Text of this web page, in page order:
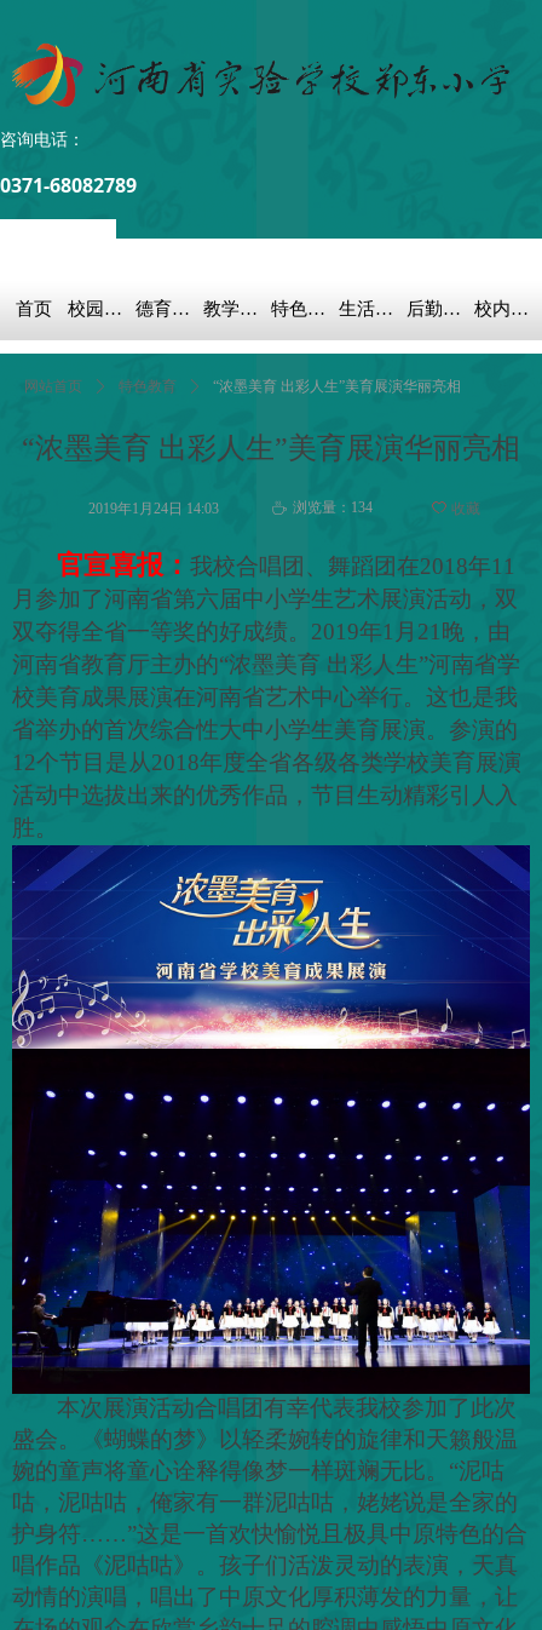
0371-68082789
咨询电话：
首页 校园概况 德育之窗 教学科研 特色教育 生活教育 后勤保障 校内链接
“浓墨美育 出彩人生”美育展演华丽亮相
网站首页 ꄲ 特色教育 ꄲ “浓墨美育 出彩人生”美育展演华丽亮相
官宣喜报： 我校合唱团、舞蹈团在2018年11
月参加了河南省第六届中小学生艺术展演活动，双
双夺得全省一等奖的好成绩。2019年1月21晚，由
河南省教育厅主办的“浓墨美育 出彩人生”河南省学
校美育成果展演在河南省艺术中心举行。这也是我
省举办的首次综合性大中小学生美育展演。参演的
12个节目是从2018年度全省各级各类学校美育展演
活动中选拔出来的优秀作品，节目生动精彩引人入
胜。
本次展演活动合唱团有幸代表我校参加了此次
盛会。《蝴蝶的梦》以轻柔婉转的旋律和天籁般温
婉的童声将童心诠释得像梦一样斑斓无比。“泥咕
咕，泥咕咕，俺家有一群泥咕咕，姥姥说是全家的
护身符……”这是一首欢快愉悦且极具中原特色的合
唱作品《泥咕咕》。孩子们活泼灵动的表演，天真
动情的演唱，唱出了中原文化厚积薄发的力量，让
2019年1月24日 14:03 ꄘ 浏览量： 134 ꄀ 收藏